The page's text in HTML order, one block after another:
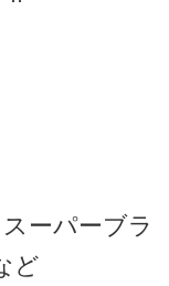
ーパーブラ
ど